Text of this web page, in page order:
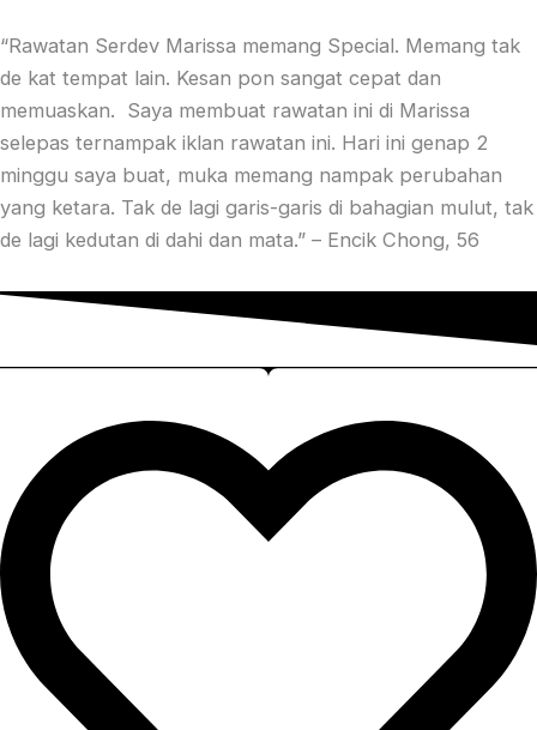
“Rawatan Serdev Marissa memang Special. Memang tak
de kat tempat lain. Kesan pon sangat cepat dan
memuaskan. Saya membuat rawatan ini di Marissa
selepas ternampak iklan rawatan ini. Hari ini genap 2
minggu saya buat, muka memang nampak perubahan
yang ketara. Tak de lagi garis-garis di bahagian mulut, tak
de lagi kedutan di dahi dan mata.” – Encik Chong, 56